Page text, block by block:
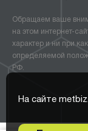
На сайте
Обращаем ваше
на этом интернет-
характер и ни при
определяемой
РФ.